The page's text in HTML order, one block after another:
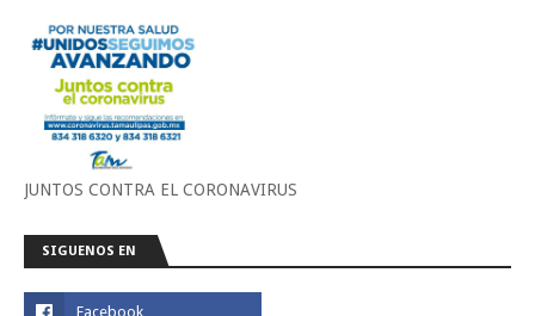
JUNTOS CONTRA EL CORONAVIRUS
SIGUENOS EN